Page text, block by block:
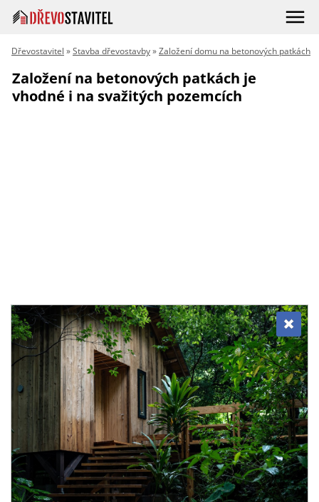
Dřevostavitel »Stavba dřevostavby»Založení domu na betonových patkách
Založení na betonových patkách je
vhodné i na svažitých pozemcích